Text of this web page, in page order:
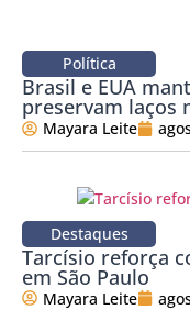
Política
Brasil e EUA
preservam laços
Mayara Leite
Destaques
Tarcísio reforça
em São Paulo
Mayara Leite